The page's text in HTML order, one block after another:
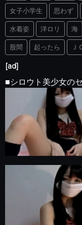
女子小学生 思わず
水着姿 洋ロリ 海
股間 起ったら Ｊ
[ad]
■シロウト美少女の